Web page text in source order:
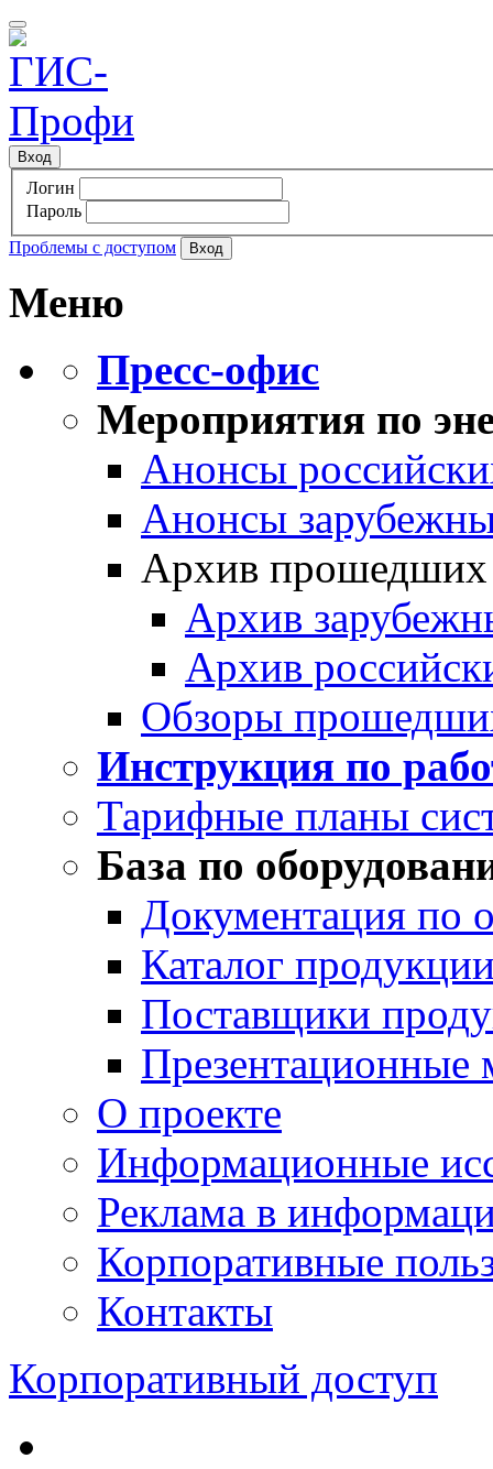
Вход
Логин
Пароль
Проблемы с доступом
Меню
Пресс-офис
Мероприятия по
Анонсы
Анонсы
Архив прошедших
Архив
Архив
Обзоры
Инструкция по
Тарифные планы
База по
Документация по
Каталог
Поставщики
Презентационные
О проекте
Информационные
Реклама в
Корпоративные
Контакты
Корпоративный доступ